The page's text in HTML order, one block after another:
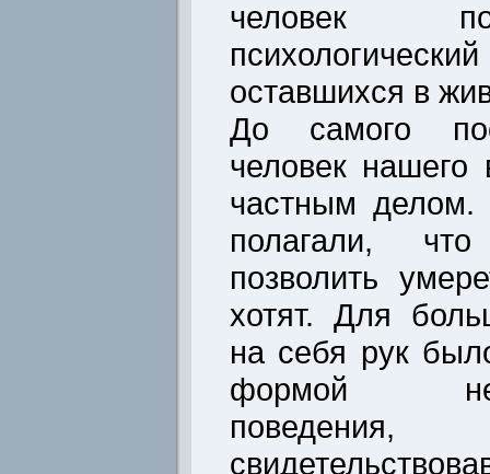
человек
оставшихся в
До самого
человек нашего
частным делом.
полагали,
позволить
хотят. Для
на себя рук
формой